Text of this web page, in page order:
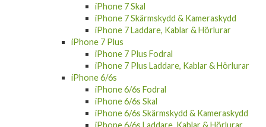
iPhone 8 Plus Fodral
iPhone 8 Plus Laddare, Kablar & Hörlurar
iPhone 7
iPhone 7 Fodral
iPhone 7 Skal
iPhone 7 Skärmskydd & Kameraskydd
iPhone 7 Laddare, Kablar & Hörlurar
iPhone 7 Plus
iPhone 7 Plus Fodral
iPhone 7 Plus Laddare, Kablar & Hörlurar